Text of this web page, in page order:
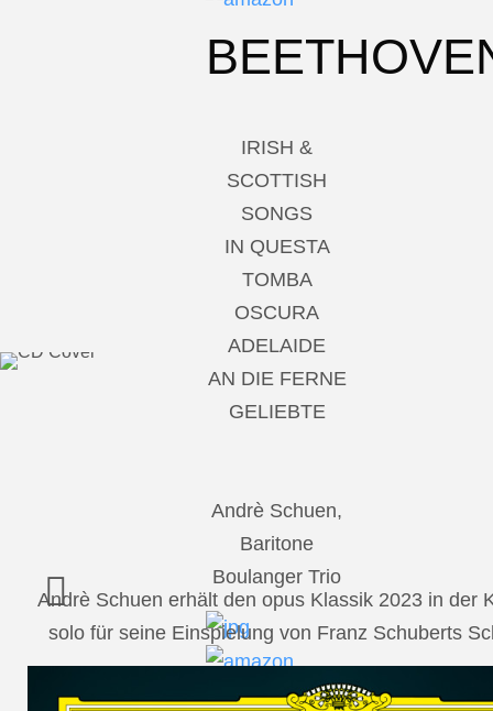
IRISH &
SCOTTISH
SONGS
IN QUESTA
TOMBA
OSCURA
ADELAIDE
AN DIE FERNE
GELIEBTE
Andrè Schuen,
Baritone
Boulanger Trio
Andrè Schuen erhält den opus Klassik 2023 in der
solo für seine Einspielung von Franz Schuberts